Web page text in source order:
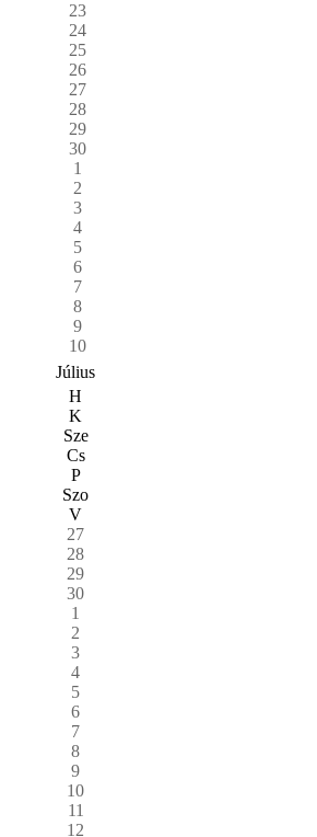
23
24
25
26
27
28
29
30
1
2
3
4
5
6
7
8
9
10
Július
H
K
Sze
Cs
P
Szo
V
27
28
29
30
1
2
3
4
5
6
7
8
9
10
11
12